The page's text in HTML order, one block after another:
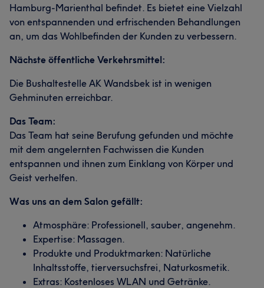
Hamburg-Marienthal befindet. Es bietet eine Vielzahl
von entspannenden und erfrischenden Behandlungen
an, um das Wohlbefinden der Kunden zu verbessern.
Nächste öffentliche Verkehrsmittel:
Die Bushaltestelle AK Wandsbek ist in wenigen
Gehminuten erreichbar.
Das Team:
Das Team hat seine Berufung gefunden und möchte
mit dem angelernten Fachwissen die Kunden
entspannen und ihnen zum Einklang von Körper und
Geist verhelfen.
Was uns an dem Salon gefällt:
Atmosphäre: Professionell, sauber, angenehm.
Expertise: Massagen.
Produkte und Produktmarken: Natürliche
Inhaltsstoffe, tierversuchsfrei, Naturkosmetik.
Extras: Kostenloses WLAN und Getränke.